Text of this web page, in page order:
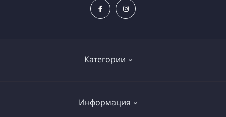
Категории
Электроинструменты
Информация